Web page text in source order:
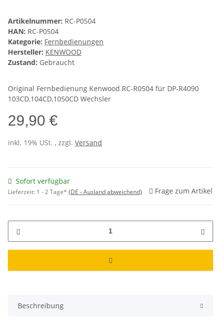
Artikelnummer: RC-P0504
HAN: RC-P0504
Kategorie: Fernbedienungen
Hersteller: KENWOOD
Zustand: Gebraucht
Original Fernbedienung Kenwood RC-R0504 für DP-R4090
103CD,104CD,1050CD Wechsler
29,90 €
inkl. 19% USt. , zzgl. Versand
Sofort verfügbar
Lieferzeit: 1 - 2 Tage* (DE - Ausland abweichend) Frage zum Artikel
Beschreibung